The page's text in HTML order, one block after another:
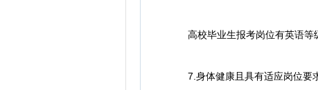
高校毕业生报考岗位有英语等级
7.身体健康且具有适应岗位要求